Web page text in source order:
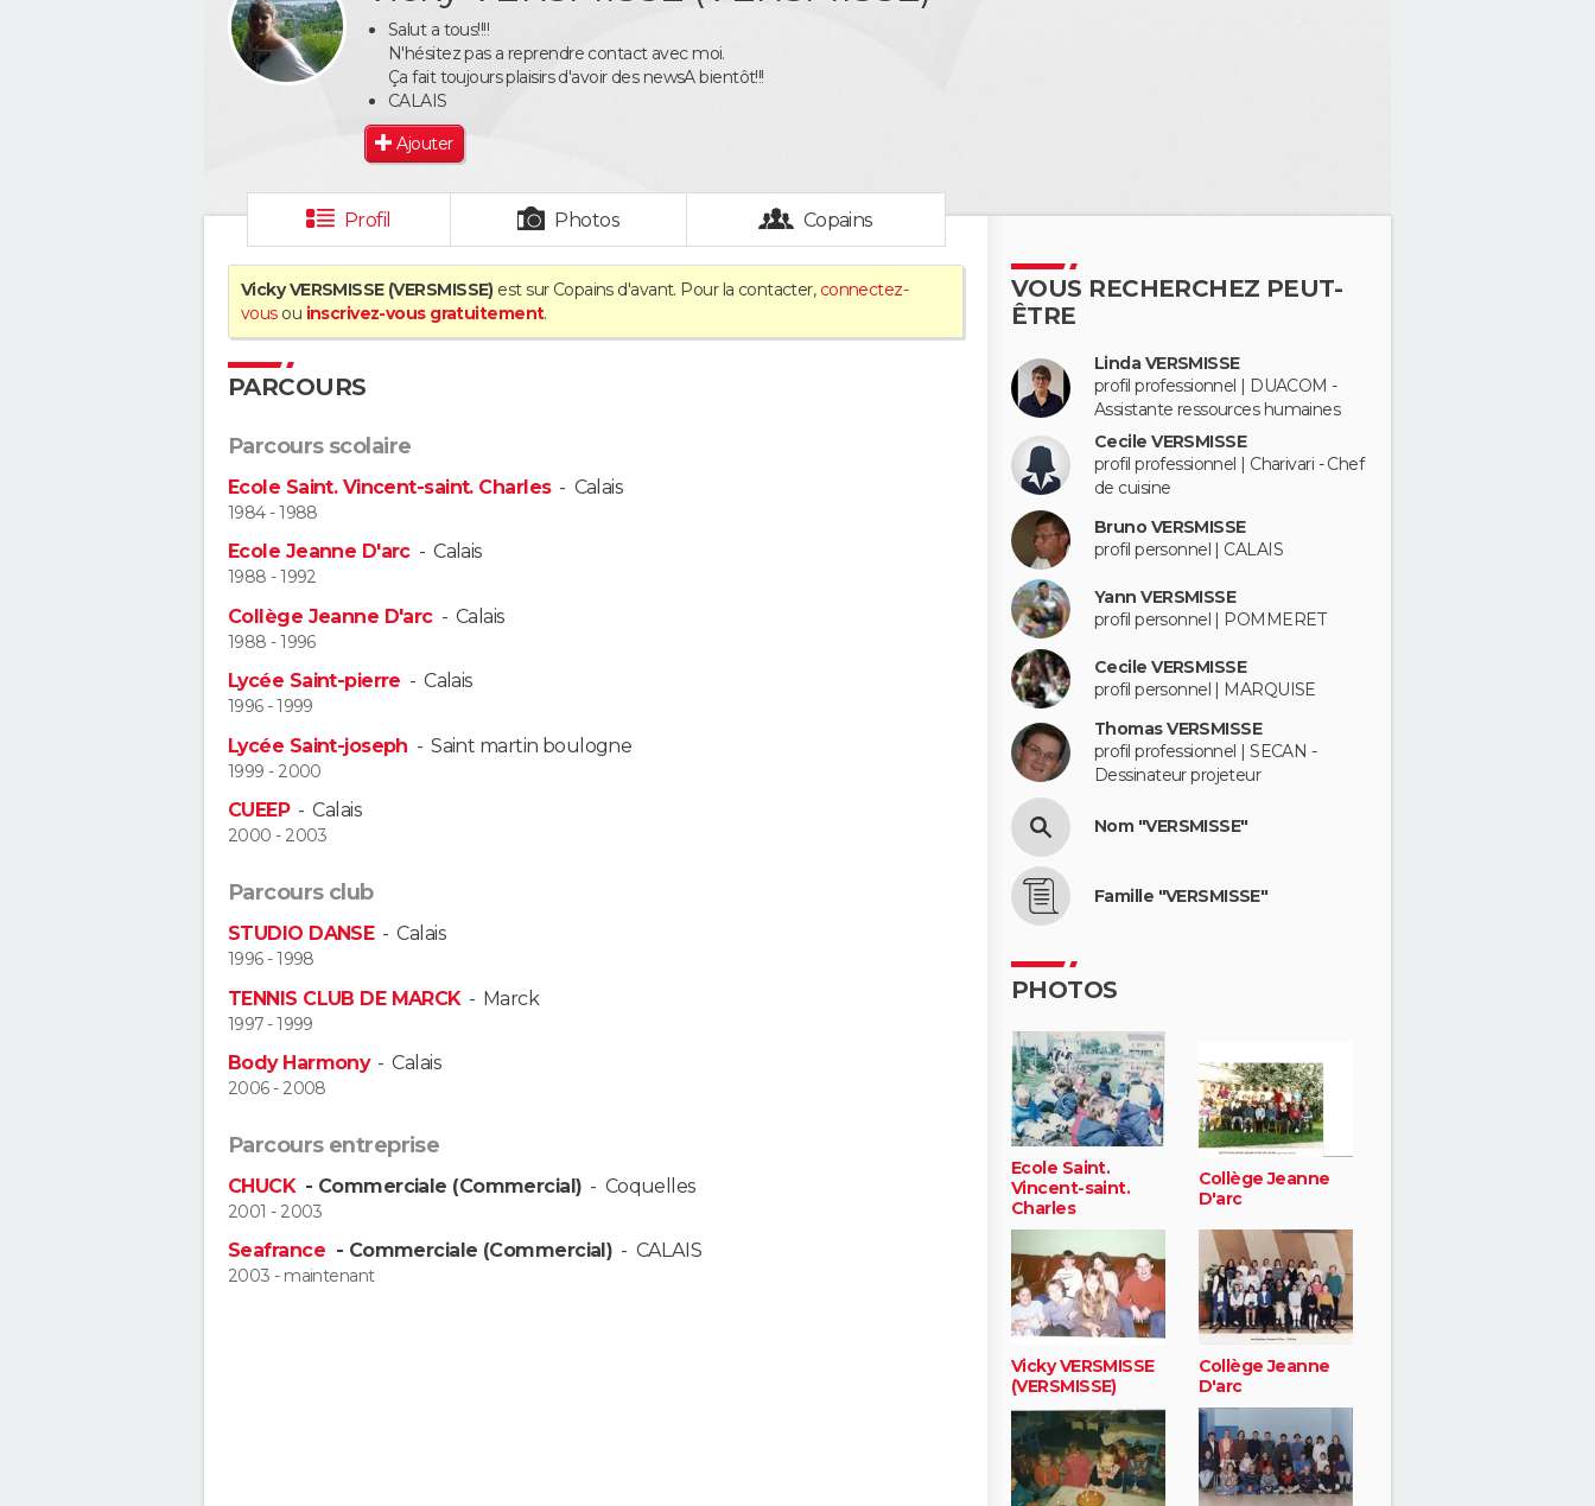
Salut a tous!!!!
N'hésitez pas a reprendre contact avec moi.
Ça fait toujours plaisirs d'avoir des newsA bientôt!!!
CALAIS
Ajouter
Profil Photos Copains
Vicky VERSMISSE (VERSMISSE) est sur Copains d'avant. Pour la contacter, connectez-
vousou inscrivez-vous gratuitement.
PARCOURS
Parcours scolaire
Ecole Saint. Vincent-saint. Charles- Calais
1984 - 1988
Ecole Jeanne D'arc-Calais
1988 - 1992
Collège Jeanne D'arc-Calais
1988 - 1996
Lycée Saint-pierre -Calais
1996 - 1999
Lycée Saint-joseph -Saint martin boulogne
1999 - 2000
CUEEP-Calais
2000 - 2003
Parcours club
STUDIO DANSE-Calais
1996 - 1998
TENNIS CLUB DE MARCK- Marck
1997 - 1999
Body Harmony-Calais
2006 - 2008
Parcours entreprise
CHUCK - Commerciale (Commercial) - Coquelles
2001 - 2003
Seafrance - Commerciale (Commercial) - CALAIS
2003 - maintenant
VOUS RECHERCHEZ PEUT-
ÊTRE
Linda VERSMISSE
profil professionnel | DUACOM -
Assistante ressources humaines
Cecile VERSMISSE
profil professionnel | Charivari - Chef
de cuisine
Bruno VERSMISSE
profil personnel | CALAIS
Yann VERSMISSE
profil personnel | POMMERET
Cecile VERSMISSE
profil personnel | MARQUISE
Thomas VERSMISSE
profil professionnel | SECAN -
Dessinateur projeteur
Nom "VERSMISSE"
Famille "VERSMISSE"
PHOTOS
Ecole Saint.
Vincent-saint.
Charles
Collège Jeanne
D'arc
Vicky VERSMISSE
(VERSMISSE)
Collège Jeanne
D'arc